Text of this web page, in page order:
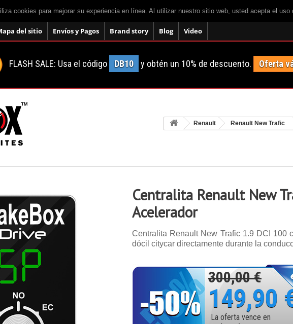
cookies para mejorar su experiencia en línea. Al utilizar nuestro sitio web, usted acepta el uso
del sitio Envíos y Pagos Brand story Blog Video
FLASH SALE: Usa el código DB10 y obtén un 10% de descuento. Oferta
Renault Renault New Trafic
Centralita Renault New
Acelerador
Centralita Renault New Trafic 1.9 DCI 100
dócil citycar directamente durante la
300,00 €
149,90
La oferta vence en